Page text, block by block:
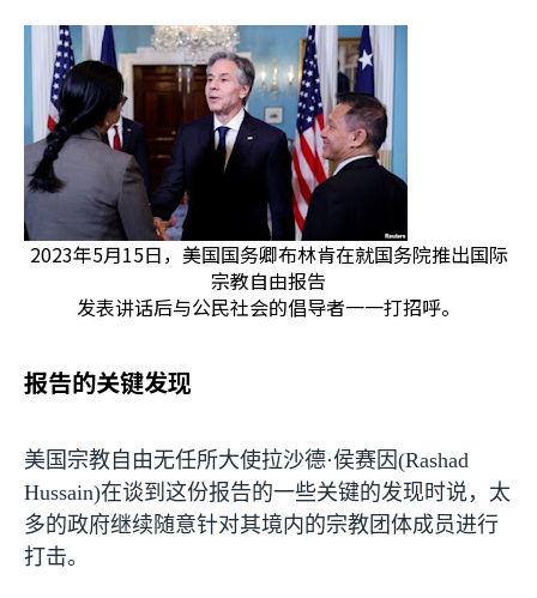
2023年5月15日，美国国务卿布林肯在就国务院推出国际
宗教自由报告
发表讲话后与公民社会的倡导者一一打招呼。
报告的关键发现
美国宗教自由无任所大使拉沙德·侯赛因(Rashad
Hussain)在谈到这份报告的一些关键的发现时说，太
多的政府继续随意针对其境内的宗教团体成员进行
打击。